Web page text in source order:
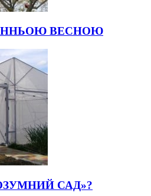
ВЕСНОЮ
САД»?